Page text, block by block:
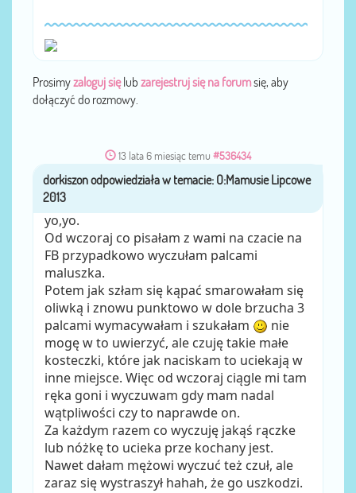
Prosimyzaloguj sięlub zarejestruj się na forumsię, aby
dołączyć do rozmowy.
13 lata 6 miesiąc temu #536434
przezdorkiszon
yo,yo.
Od wczoraj co pisałam z wami na czacie na
FB przypadkowo wyczułam palcami
maluszka.
Potem jak szłam się kąpać smarowałam się
oliwką i znowu punktowo w dole brzucha 3
palcami wymacywałam i szukałam
nie
mogę w to uwierzyć, ale czuję takie małe
kosteczki, które jak naciskam to uciekają w
inne miejsce. Więc od wczoraj ciągle mi tam
ręka goni i wyczuwam gdy mam nadal
wątpliwości czy to naprawde on.
Za każdym razem co wyczuję jakąś rączke
lub nóżkę to ucieka prze kochany jest.
Nawet dałam mężowi wyczuć też czuł, ale
zaraz się wystraszył hahah, że go uszkodzi.